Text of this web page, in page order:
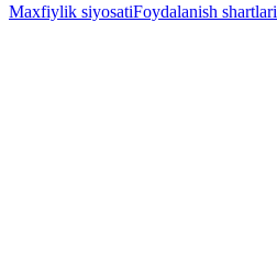
Maxfiylik siyosatiFoydalanish shartlari